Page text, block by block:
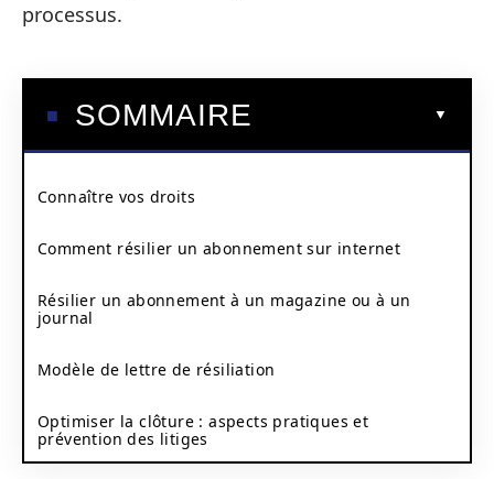
processus.
SOMMAIRE
Connaître vos droits
Comment résilier un abonnement sur internet
Résilier un abonnement à un magazine ou à un
journal
Modèle de lettre de résiliation
Optimiser la clôture : aspects pratiques et
prévention des litiges